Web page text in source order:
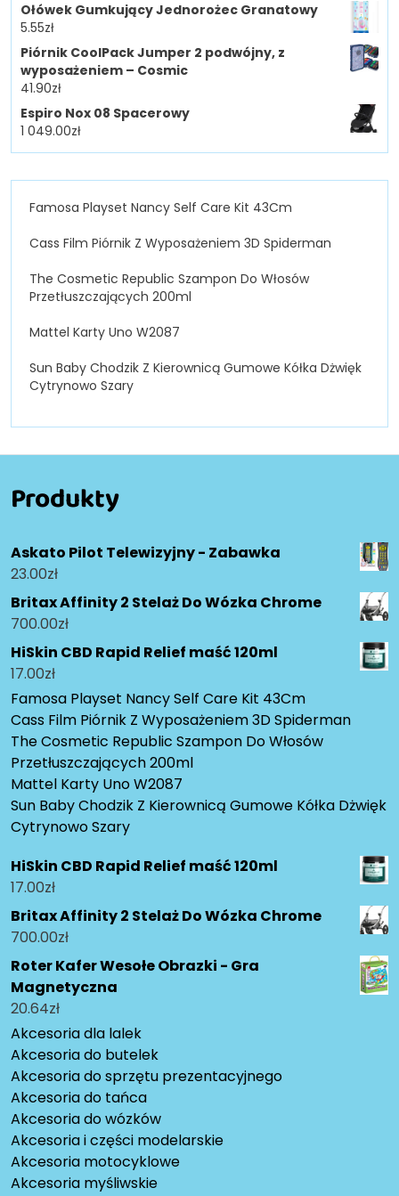
Ołówek Gumkujący Jednorożec Granatowy
5.55zł
Piórnik CoolPack Jumper 2 podwójny, z
wyposażeniem – Cosmic
41.90zł
Espiro Nox 08 Spacerowy
1 049.00zł
Famosa Playset Nancy Self Care Kit 43Cm
Cass Film Piórnik Z Wyposażeniem 3D Spiderman
The Cosmetic Republic Szampon Do Włosów
Przetłuszczających 200ml
Mattel Karty Uno W2087
Sun Baby Chodzik Z Kierownicą Gumowe Kółka Dżwięk
Cytrynowo Szary
Produkty
Askato Pilot Telewizyjny - Zabawka
23.00zł
Britax Affinity 2 Stelaż Do Wózka Chrome
700.00zł
HiSkin CBD Rapid Relief maść 120ml
17.00zł
Famosa Playset Nancy Self Care Kit 43Cm
Cass Film Piórnik Z Wyposażeniem 3D Spiderman
The Cosmetic Republic Szampon Do Włosów
Przetłuszczających 200ml
Mattel Karty Uno W2087
Sun Baby Chodzik Z Kierownicą Gumowe Kółka Dżwięk
Cytrynowo Szary
HiSkin CBD Rapid Relief maść 120ml
17.00zł
Britax Affinity 2 Stelaż Do Wózka Chrome
700.00zł
Roter Kafer Wesołe Obrazki - Gra
Magnetyczna
20.64zł
Akcesoria dla lalek
Akcesoria do butelek
Akcesoria do sprzętu prezentacyjnego
Akcesoria do tańca
Akcesoria do wózków
Akcesoria i części modelarskie
Akcesoria motocyklowe
Akcesoria myśliwskie